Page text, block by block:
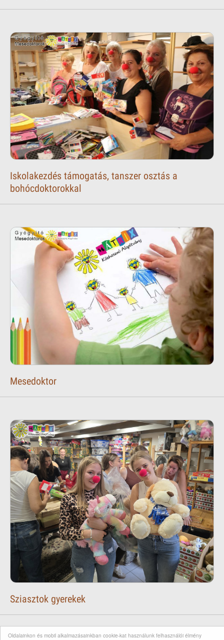
Oldalainkon és mobil alkalmazásainkban cookie-kat használunk felhasználói élmény
Iskolakezdés támogatás, tanszer osztás a
bohócdoktorokkal
Mesedoktor
Sziasztok gyerekek